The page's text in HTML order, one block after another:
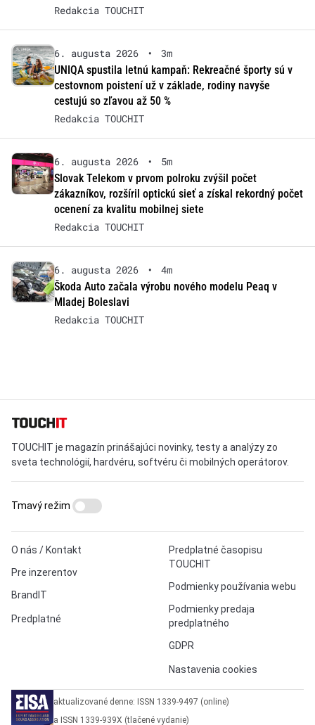
Redakcia TOUCHIT
6. augusta 2026 •
3m
UNIQA spustila letnú kampaň: Rekreačné športy sú v
cestovnom poistení už v základe, rodiny navyše
cestujú so zľavou až 50 %
Redakcia TOUCHIT
6. augusta 2026 •
5m
Slovak Telekom v prvom polroku zvýšil počet
zákazníkov, rozšíril optickú sieť a získal rekordný počet
ocenení za kvalitu mobilnej siete
Redakcia TOUCHIT
6. augusta 2026 •
4m
Škoda Auto začala výrobu nového modelu Peaq v
Mladej Boleslavi
Redakcia TOUCHIT
TOUCHIT je magazín prinášajúci novinky, testy a analýzy zo
sveta technológií, hardvéru, softvéru či mobilných operátorov.
O nás / Kontakt
Pre inzerentov
BrandIT
Predplatné
Predplatné časopisu
TOUCHIT
Podmienky používania webu
Podmienky predaja
predplatného
GDPR
Nastavenia cookies
Tmavý režim
aktualizované denne: ISSN 1339-9497 (online)
a ISSN 1339-939X (tlačené vydanie)